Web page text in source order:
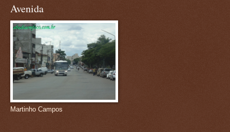
Avenida
Martinho Campos